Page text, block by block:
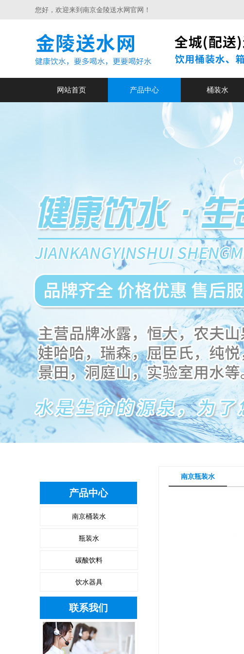
您好，欢迎来到南京金陵送水网官网！
网站首页 产品中心 桶装水
产品中心
南京桶装水
瓶装水
碳酸饮料
饮水器具
联系我们
南京瓶装水